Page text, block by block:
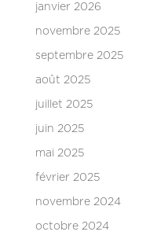
janvier 2026
novembre 2025
septembre 2025
août 2025
juillet 2025
juin 2025
mai 2025
février 2025
novembre 2024
octobre 2024